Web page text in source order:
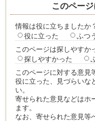
このペー
情報は役に立ちましたか
役に立った
ふつ
このページは探しやすか
探しやすかった
このページに対する意見
役に立った、見づらいな
い。
寄せられた意見などはホ
ます。
なお、寄せられた意見等